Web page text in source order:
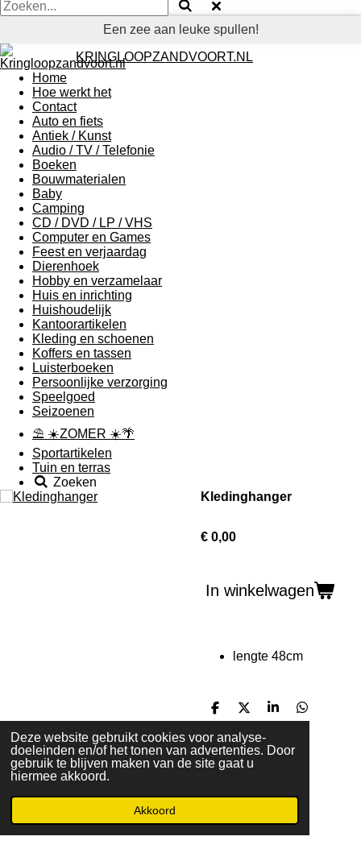
Deze website gebruikt cookies voor analyse-
doeleinden en/of het tonen van advertenties. Door
gebruik te blijven maken van de site gaat u
hiermee akkoord.
Akkoord
Een zee aan leuke spullen!
KRINGLOOPZANDVOORT.NL
Home
Hoe werkt het
Contact
Auto en fiets
Antiek / Kunst
Audio / TV / Telefonie
Boeken
Bouwmaterialen
Baby
Camping
CD / DVD / LP / VHS
Computer en Games
Feest en verjaardag
Dierenhoek
Hobby en verzamelaar
Huis en inrichting
Huishoudelijk
Kantoorartikelen
Kleding en schoenen
Koffers en tassen
Luisterboeken
Persoonlijke verzorging
Speelgoed
Seizoenen
⛱ ☀️ZOMER ☀️🌴
Sportartikelen
Tuin en terras
Zoeken
Kledinghanger
€ 0,00
In winkelwagen
lengte 48cm
D
e
e
n
D
e
e
l
S
h
r
D
e
© 2019 - 2026 Kringloopzandvoort.nl
E-mailadres